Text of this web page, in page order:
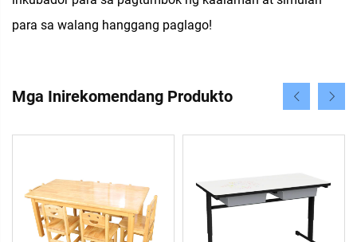
para sa walang hanggang paglago!
Mga Inirekomendang Produkto